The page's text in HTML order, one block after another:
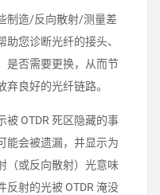
制造/反向散射/测量差
您诊断光纤的接头、
是否需要更换，从而节
良好的光纤链路。
被 OTDR 死区隐藏的事
能会被遗漏，并显示为
（或反向散射）光意味
反射的光被 OTDR 淹没